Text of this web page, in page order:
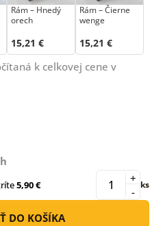
Rám – Hnedý
orech
15,21 €
Rám – Čierne
wenge
15,21 €
k celkovej cene v
5,90 € -
+ ks
DO KOŠÍKA